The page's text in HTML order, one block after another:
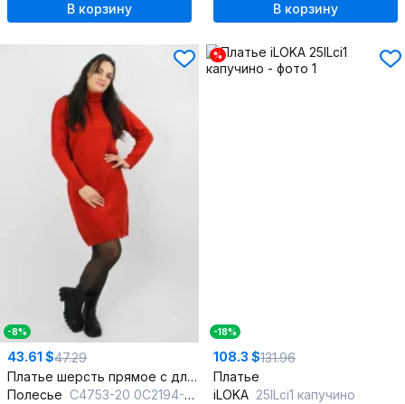
В корзину В корзину
-8%
43.61 $47.29
Платье шерсть прямое с длинным рукавом и круглым вырезом
Полесье С4753-20 0С2194-Д43 164 терракотовый
%
-18%
108.3 $131.96
Платье
iLOKA 25ILci1 капучино